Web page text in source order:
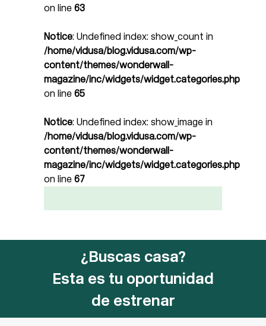
on line 63
Notice: Undefined index: show_count in
/home/vidusa/blog.vidusa.com/wp-
content/themes/wonderwall-
magazine/inc/widgets/widget.categories.php
on line 65
Notice: Undefined index: show_image in
/home/vidusa/blog.vidusa.com/wp-
content/themes/wonderwall-
magazine/inc/widgets/widget.categories.php
on line 67
¿Buscas casa?
Esta es tu oportunidad
de estrenar